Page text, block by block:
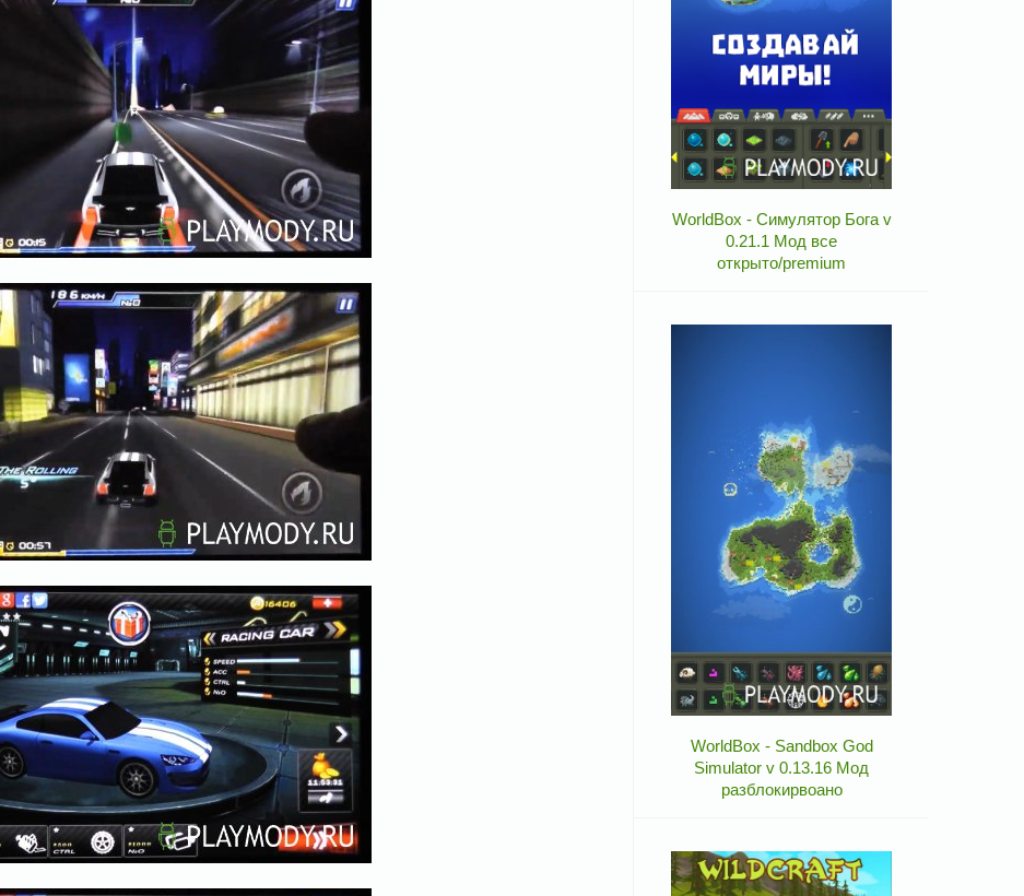
WorldBox - Симулятор Бога v
0.21.1 Мод все
открыто/premium
WorldBox - Sandbox God
Simulator v 0.13.16 Мод
разблокирвоано